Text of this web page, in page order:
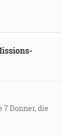
Donner, die